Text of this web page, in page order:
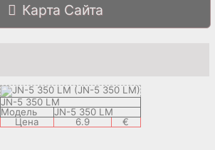
Карта Сайта
JN-5 350 LM
Модель
JN-5 350 LM
Цена
6.9 €